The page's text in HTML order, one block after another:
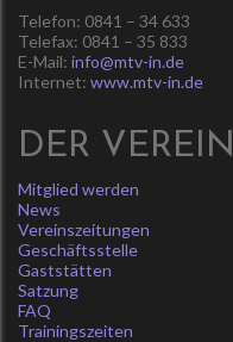
Telefon: 0841 – 34 633
Telefax: 0841 – 35 833
E-Mail: info@mtv-in.de
Internet: www.mtv-in.de
DER VEREIN
Mitglied werden
News
Vereinszeitungen
Geschäftsstelle
Gaststätten
Satzung
FAQ
Trainingszeiten